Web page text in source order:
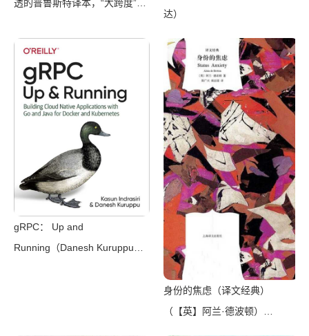
透的普鲁斯特译本，“大跨度”节
罗斯特纸上展览》）（【法】马
塞尔•普鲁斯特，周克希译）
（广西师范大学出版社 2015）
达）
gRPC： Up and
Running（Danesh Kuruppu，
身份的焦虑（译文经典）
（【英】阿兰·德波顿）